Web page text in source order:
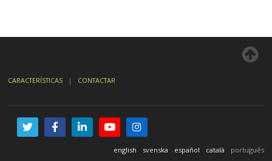
CARACTERÍSTICAS | CONTACTAR
english svenska español català português